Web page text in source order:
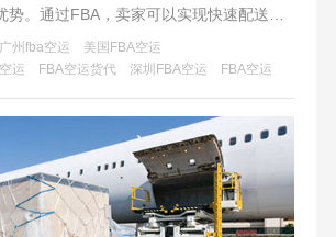
势。通过FBA，卖家可以实现快速配送，
同时降低物流成本和风险。纽酷国际物流
提供一站式国际物流解决方案，与国内
空派渠道和四大优势，致力于为卖家解决
销售更省心、更顺畅。
广州fba空运
美国FBA空运
运
FBA空运货代 深圳FBA空运 FBA空运